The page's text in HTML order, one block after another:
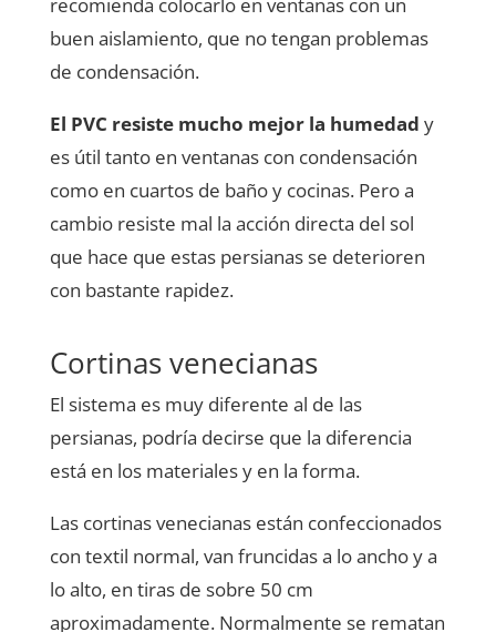
buen aislamiento, que no tengan problemas
de condensación.
El PVC resiste mucho mejor la humedad y
es útil tanto en ventanas con condensación
como en cuartos de baño y cocinas. Pero a
cambio resiste mal la acción directa del sol
que hace que estas persianas se deterioren
con bastante rapidez.
Cortinas venecianas
El sistema es muy diferente al de las
persianas, podría decirse que la diferencia
está en los materiales y en la forma.
Las cortinas venecianas están confeccionados
con textil normal, van fruncidas a lo ancho y a
lo alto, en tiras de sobre 50 cm
aproximadamente. Normalmente se rematan